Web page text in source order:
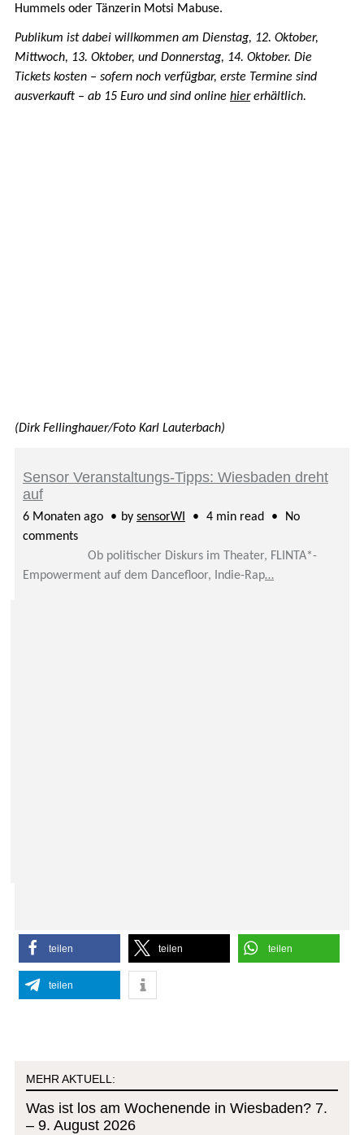
Hummels oder Tänzerin Motsi Mabuse.
Publikum ist dabei willkommen am Dienstag, 12. Oktober,
Mittwoch, 13. Oktober, und Donnerstag, 14. Oktober. Die
Tickets kosten – sofern noch verfügbar, erste Termine sind
ausverkauft – ab 15 Euro und sind online hiererhältlich.
(Dirk Fellinghauer/Foto Karl Lauterbach)
Sensor Veranstaltungs-Tipps: Wiesbaden dreht
auf
6 Monaten ago by sensorWI 4 min read
No
comments
Ob politischer Diskurs im Theater, FLINTA*-
Empowerment auf dem Dancefloor, Indie-Rap…
teilen teilen teilen
teilen
MEHR AKTUELL:
Was ist los am Wochenende in Wiesbaden? 7.
– 9. August 2026